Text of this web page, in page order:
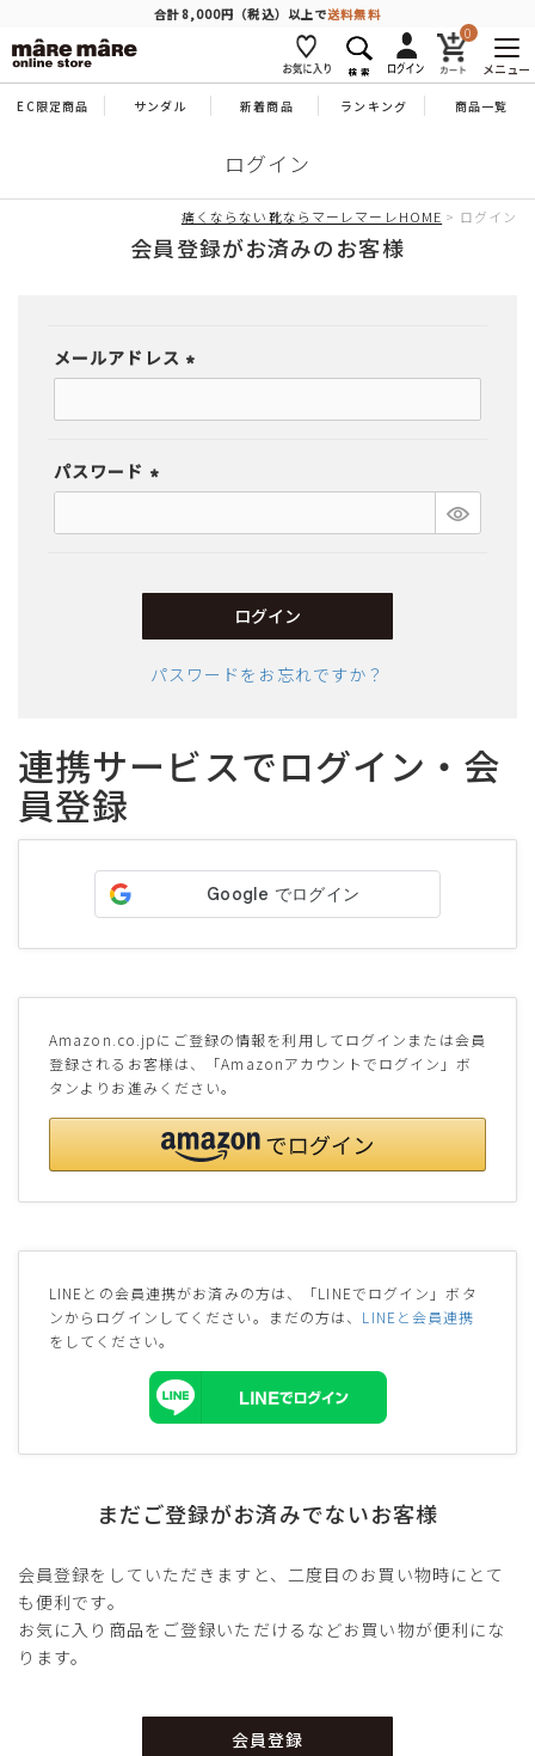
合計8,000円（税込）以上で送料無料
0
メニュー
EC限定商品 サンダル 新着商品 ランキング 商品一覧
ログイン
痛くならない靴ならマーレマーレHOME ログイン
会員登録がお済みのお客様
メールアドレス
須)
パスワード
須)
ログイン
パスワードをお忘れですか？
連携サービスでログイン・会
員登録
Amazon.co.jpにご登録の情報を利用してログインまたは会員
登録されるお客様は、「Amazonアカウントでログイン」ボ
タンよりお進みください。
LINEとの会員連携がお済みの方は、「LINEでログイン」ボタ
ンからログインしてください。まだの方は、 LINEと会員連携
をしてください。
まだご登録がお済みでないお客様
会員登録をしていただきますと、二度目のお買い物時にとて
も便利です。
お気に入り商品をご登録いただけるなどお買い物が便利にな
ります。
会員登録
商品を探す
特徴
サイズ
ヒールの高さ